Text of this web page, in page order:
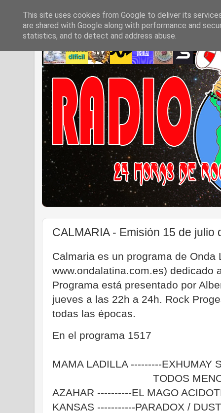
CALMARIA - Emisión 15 de julio
Calmaria es un programa de Onda
www.ondalatina.com.es) dedicado
Programa está presentado por
jueves a las 22h a 24h. Rock
todas las épocas.
En el programa 1517
MAMA LADILLA ---------
TODOS MENOS TU
AZAHAR ----------EL MAGO
KANSAS -----------PARADOX /
This site uses cookies from Google to deliver its
are shared with Google along with performance and
statistics, and to detect and address abuse.